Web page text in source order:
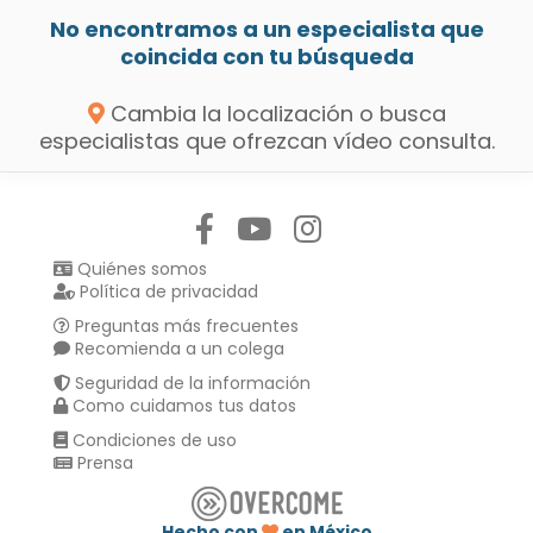
No encontramos a un especialista que
coincida con tu búsqueda
Cambia la localización o busca
especialistas que ofrezcan vídeo consulta.
Quiénes somos
Política de privacidad
Preguntas más frecuentes
Recomienda a un colega
Seguridad de la información
Como cuidamos tus datos
Condiciones de uso
Prensa